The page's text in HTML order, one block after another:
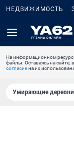
НЕДВИЖИМОСТЬ
На информационном
файлы. Оставаясь на сайте,
согласиена их
Умирающие деревни